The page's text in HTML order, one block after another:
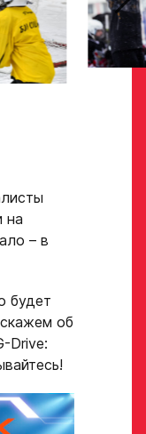
на
– в
будет
об
Drive:
телефона
принимаете
Авангард
в базу
«Авангард»